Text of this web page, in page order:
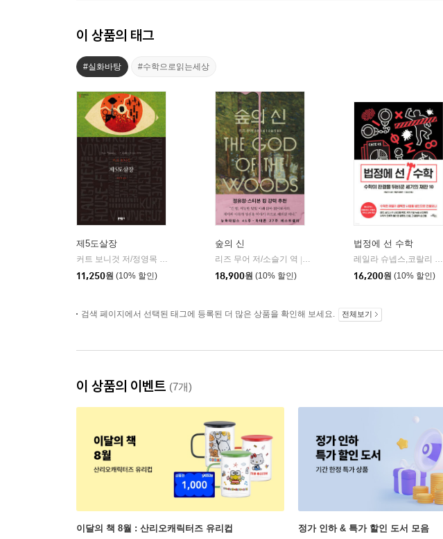
이 상품의 태그
#실화바탕 #수학으로읽는세상
제5도살장
커트 보니것 저/정영목 역
11,250원 (10% 할인)
숲의 신
리즈 무어 저/소슬기 역
은행나무
18,900원 (10% 할인)
법정에 선 수학
레일라 슈넵스,코랄리 콜메즈 공저/김일선 역
16,200원 (10% 할인)
검색 페이지에서 선택된 태그에 등록된 더 많은 상품을 확인해 보세요. 전체보기
이 상품의 이벤트 (7개)
이달의 책 8월 : 산리오캐릭터즈 유리컵 정가 인하 & 특가 할인 도서 모음